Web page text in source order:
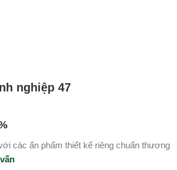
nghiệp 47
các ấn phẩm thiết kế riêng chuẩn thương